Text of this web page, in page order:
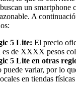
un smartphone
A
5 Lite: El precio
de XXXX pesos
5 Lite en otras
variar, por lo
en tiendas